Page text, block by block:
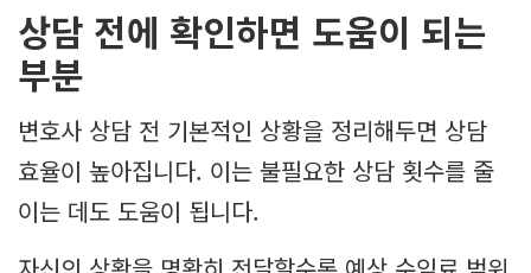
상담 전에 확인하면 도움이 되는
부분
변호사 상담 전 기본적인 상황을 정리해두면 상담
효율이 높아집니다. 이는 불필요한 상담 횟수를 줄
이는 데도 도움이 됩니다.